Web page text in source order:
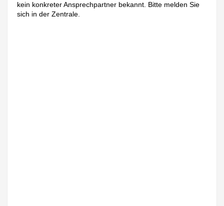
kein konkreter Ansprechpartner bekannt. Bitte melden Sie
sich in der Zentrale.